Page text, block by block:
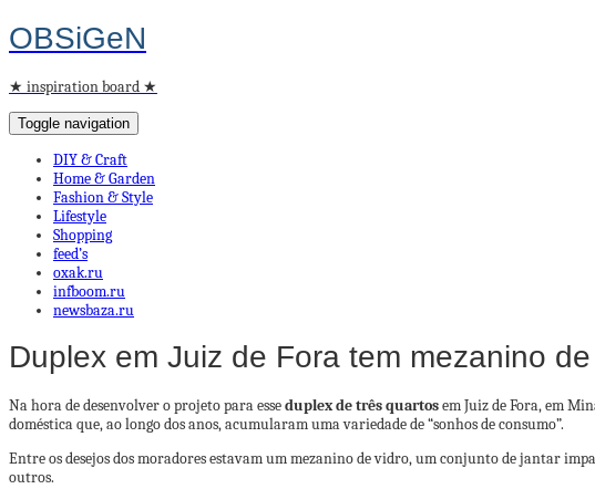
OBSiGeN
★ inspiration board ★
Toggle navigation
DIY & Craft
Home & Garden
Fashion & Style
Lifestyle
Shopping
feed’s
oxak.ru
infboom.ru
newsbaza.ru
Duplex em Juiz de Fora tem mezanino
Na hora de desenvolver o projeto para esseduplex de três quartosem Juiz de Fora, em
doméstica que, ao longo dos anos, acumularam uma variedade de “sonhos de consumo”.
Entre os desejos dos moradores estavam um mezanino de vidro, um conjunto de jantar
outros.